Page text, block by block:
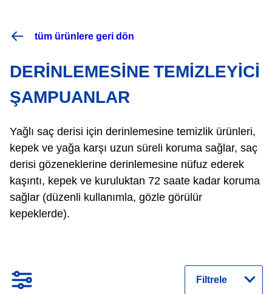
tüm ürünlere geri dön
DERINLEMESINE TEMIZLEYICI
ŞAMPUANLAR
Yağlı saç derisi için derinlemesine temizlik ürünleri,
kepek ve yağa karşı uzun süreli koruma sağlar, saç
derisi gözeneklerine derinlemesine nüfuz ederek
kaşıntı, kepek ve kuruluktan 72 saate kadar koruma
sağlar (düzenli kullanımla, gözle görülür
kepeklerde).
Filtrele